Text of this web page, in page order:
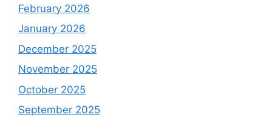
February 2026
January 2026
December 2025
November 2025
October 2025
September 2025